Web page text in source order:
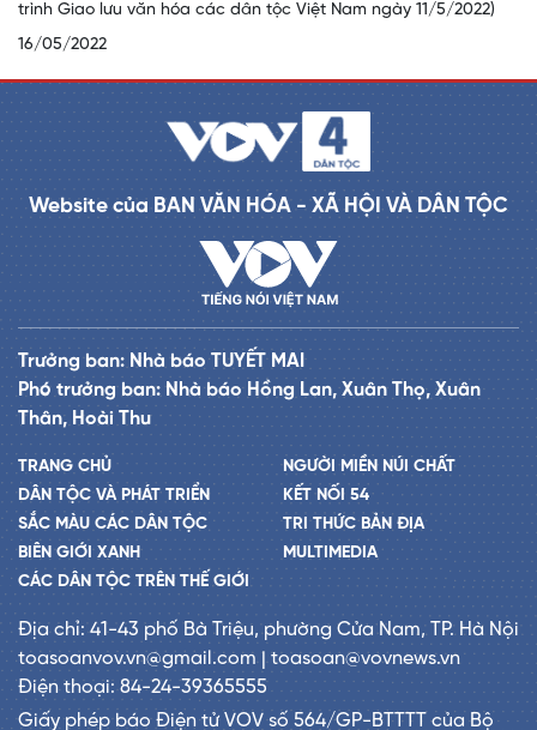
trình Giao lưu văn hóa các dân tộc Việt Nam ngày 11/5/2022)
16/05/2022
Website của BAN VĂN HÓA - XÃ HỘI VÀ DÂN TỘC
Trưởng ban: Nhà báo TUYẾT MAI
Phó trưởng ban: Nhà báo Hồng Lan, Xuân Thọ, Xuân
Thân, Hoài Thu
TRANG CHỦ
DÂN TỘC VÀ PHÁT TRIỂN
SẮC MÀU CÁC DÂN TỘC
BIÊN GIỚI XANH
CÁC DÂN TỘC TRÊN THẾ GIỚI
NGƯỜI MIỀN NÚI CHẤT
KẾT NỐI 54
TRI THỨC BẢN ĐỊA
MULTIMEDIA
Địa chỉ: 41-43 phố Bà Triệu, phường Cửa Nam, TP. Hà Nội
toasoanvov.vn@gmail.com | toasoan@vovnews.vn
Điện thoại: 84-24-39365555
Giấy phép báo Điện tử VOV số 564/GP-BTTTT của Bộ